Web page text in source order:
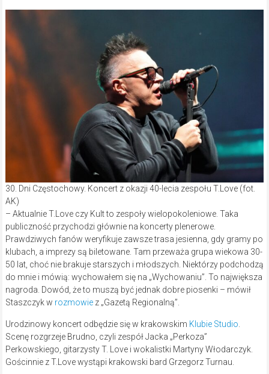
30. Dni Częstochowy. Koncert z okazji 40-lecia zespołu T.Love (fot.
AK)
– Aktualnie T.Love czy Kult to zespoły wielopokoleniowe. Taka
publiczność przychodzi głównie na koncerty plenerowe.
Prawdziwych fanów weryfikuje zawsze trasa jesienna, gdy gramy po
klubach, a imprezy są biletowane. Tam przeważa grupa wiekowa 30-
50 lat, choć nie brakuje starszych i młodszych. Niektórzy podchodzą
do mnie i mówią: wychowałem się na „Wychowaniu”. To największa
nagroda. Dowód, że to muszą być jednak dobre piosenki – mówił
Staszczyk w rozmowiez „Gazetą Regionalną”.
Urodzinowy koncert odbędzie się w krakowskim Klubie Studio
Scenę rozgrzeje Brudno, czyli zespół Jacka „Perkoza”
Perkowskiego, gitarzysty T. Love i wokalistki Martyny Włodarczyk.
Gościnnie z T.Love wystąpi krakowski bard Grzegorz Turnau.